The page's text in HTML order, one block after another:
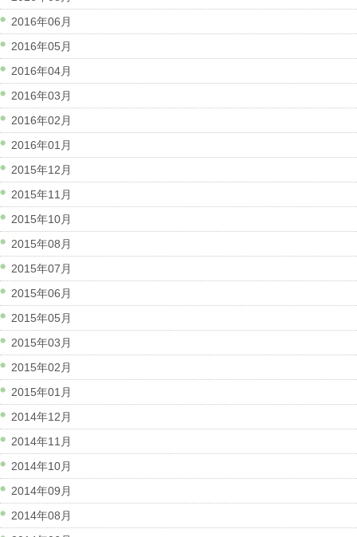
2016年06月
2016年05月
2016年04月
2016年03月
2016年02月
2016年01月
2015年12月
2015年11月
2015年10月
2015年08月
2015年07月
2015年06月
2015年05月
2015年03月
2015年02月
2015年01月
2014年12月
2014年11月
2014年10月
2014年09月
2014年08月